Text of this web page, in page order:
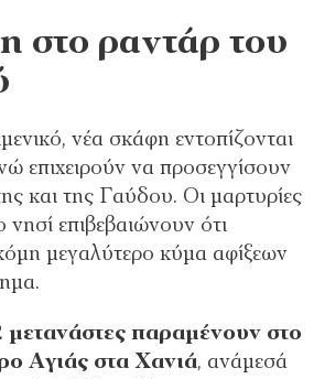
στο ραντάρ του
νέα σκάφη εντοπίζονται
επιχειρούν να προσεγγίσουν
και της Γαύδου. Οι μαρτυρίες
επιβεβαιώνουν ότι
μεγαλύτερο κύμα αφίξεων
μετανάστες παραμένουν στο
Αγιάς στα Χανιά, ανάμεσά